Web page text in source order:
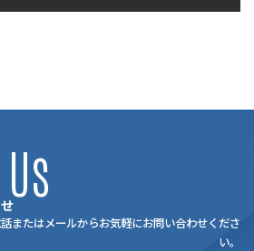
またはメールからお気軽にお問い合わせくださ
い。